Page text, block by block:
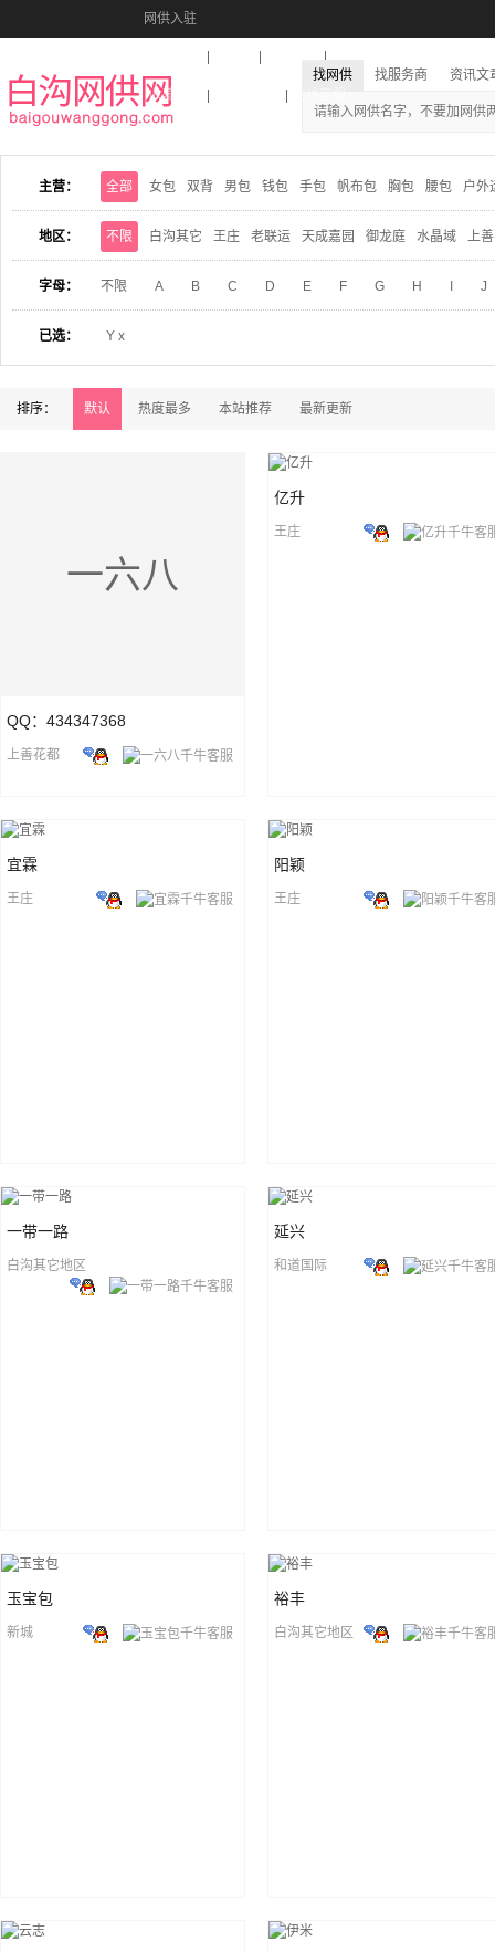
网供入驻
收藏本站
找网供 找服务商 资讯文
主营： 全部 女包 双背 男包 钱包 手包 帆布包 胸包 腰包 户外
地区： 不限 白沟其它 王庄 老联运 天成嘉园 御龙庭 水晶域 上
字母： 不限 A B C D E F G H J
已选： Y x
排序： 默认 热度最多 本站推荐 最新更新
一六八
QQ：434347368
上善花都
亿升
王庄
宜霖
王庄
阳颖
王庄
一带一路
白沟其它地区
延兴
和道国际
玉宝包
新城
裕丰
白沟其它地区